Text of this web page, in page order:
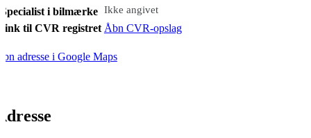
Specialist i bilmærke Ikke angivet
til CVR registret Åbn CVR-opslag
adresse i Google Maps